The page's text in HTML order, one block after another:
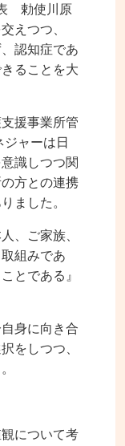
勅使川原
えつつ、
認知症であ
ることを大
援事業所管
ャーは日
識しつつ関
方との連携
ました。
、ご家族、
組みであ
とである』
身に向き合
をしつつ、
について考